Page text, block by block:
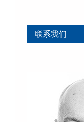
联系我们